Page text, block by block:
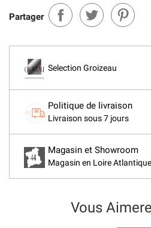
Partager
Selection Groizeau
Politique de livraison
Livraison sous 7 jours
Magasin et Showroom
Magasin en Loire Atlantique
Vous